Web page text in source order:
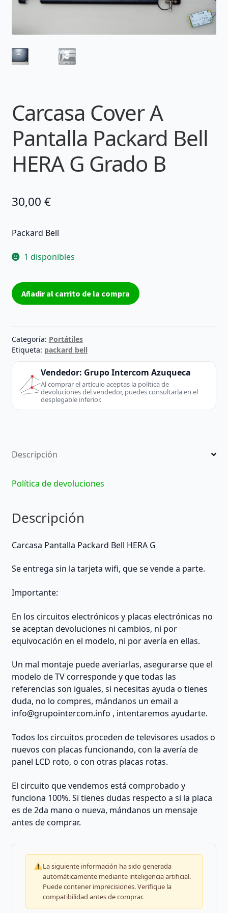
Carcasa Cover A
Pantalla Packard Bell
HERA G Grado B
30,00 €
Packard Bell
1 disponibles
Carcasa
Cover
Packard
Bell
HERA
Grado
cantidad
Añadir al carrito de la compra
Categoría: Portátiles
Etiqueta: packard bell
Vendedor: Grupo Intercom Azuqueca
Al comprar el artículo aceptas la política de
devoluciones del vendedor, puedes consultarla en el
desplegable inferior.
Descripción
Política de devoluciones
Descripción
Carcasa Pantalla Packard Bell HERA G
Se entrega sin la tarjeta wifi, que se vende a parte.
Importante:
En los circuitos electrónicos y placas electrónicas no
se aceptan devoluciones ni cambios, ni por
equivocación en el modelo, ni por avería en ellas.
Un mal montaje puede averiarlas, asegurarse que el
modelo de TV corresponde y que todas las
referencias son iguales, si necesitas ayuda o tienes
duda, no lo compres, mándanos un email a
info@grupointercom.info , intentaremos ayudarte.
Todos los circuitos proceden de televisores usados o
nuevos con placas funcionando, con la avería de
panel LCD roto, o con otras placas rotas.
El circuito que vendemos está comprobado y
funciona 100%. Si tienes dudas respecto a si la placa
es de 2da mano o nueva, mándanos un mensaje
antes de comprar.
La siguiente información ha sido generada
automáticamente mediante inteligencia artificial.
Puede contener imprecisiones. Verifique la
compatibilidad antes de comprar.